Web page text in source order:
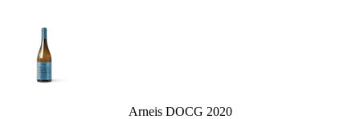
Arneis DOCG 2020